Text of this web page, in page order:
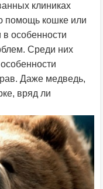
клиниках
помощь кошке или
особенности
Среди них
Даже медведь,
вряд ли